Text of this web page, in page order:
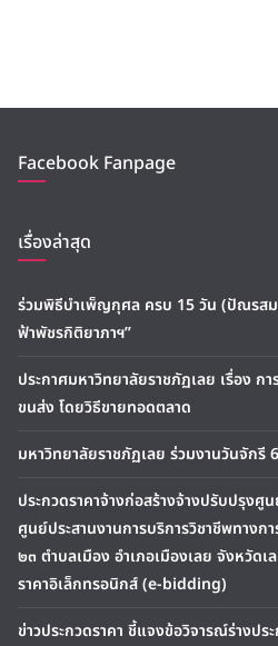
Facebook Fanpage
เรื่องล่าสุด
ร่วมพิธีบำเพ็ญกุศล ครบ 15 วัน (ปัณรสม
ฟ้าพัชรกิติยาภาฯ”
ประกาศมหาวิทยาลัยราชภัฏเลย เรื่อง
ขนส่ง โดยวิธีขายทอดตลาด
มหาวิทยาลัยราชภัฏเลย ร่วมงานวันจักรี
ประกวดราคาจ้างก่อสร้างจ้างปรับปรุง
ศูนย์ประสานงานการบริการวิชาชีพทางก
๒๓ ตำบลเมือง อำเภอเมืองเลย จังหวัด
ราคาอิเล็กทรอนิกส์ (e-bidding)
ข่าวประกวดราคา ชี้แจงข้อวิจารณ์ร่างปร